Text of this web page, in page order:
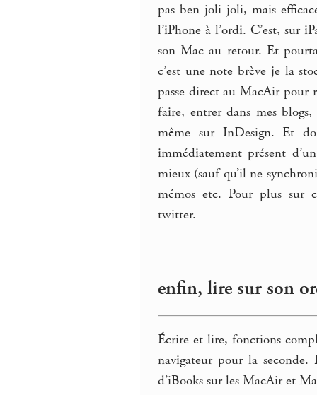
pas ben joli joli, mais
l’iPhone à l’ordi. C’est, sur
son Mac au retour. Et
c’est une note brève je la
passe direct au MacAir pour
faire, entrer dans mes
même sur InDesign. Et
immédiatement présent
mieux (sauf qu’il ne
mémos etc. Pour plus sur
twitter.
enfin, lire sur son
Écrire et lire, fonctions
navigateur pour la
d’iBooks sur les MacAir et